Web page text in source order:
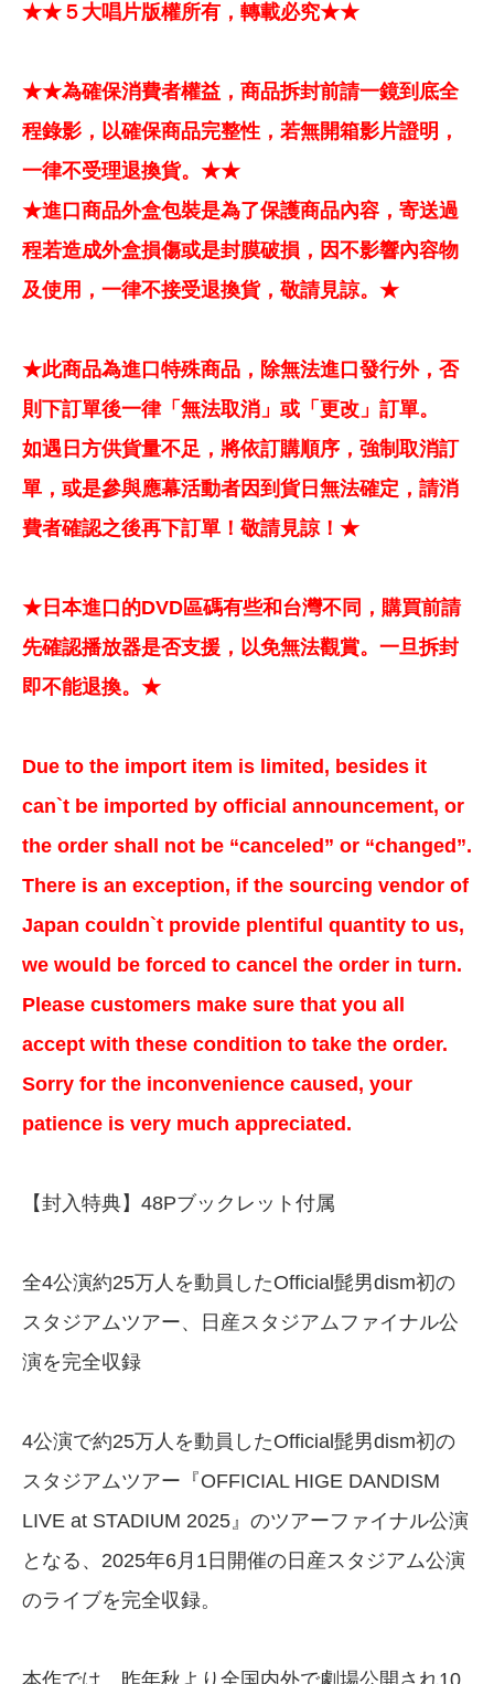
★★５大唱片版權所有，轉載必究★★
★★為確保消費者權益，商品拆封前請一鏡到底全
程錄影，以確保商品完整性，若無開箱影片證明，
一律不受理退換貨。★★
★進口商品外盒包裝是為了保護商品內容，寄送過
程若造成外盒損傷或是封膜破損，因不影響內容物
及使用，一律不接受退換貨，敬請見諒。★
★此商品為進口特殊商品，除無法進口發行外，否
則下訂單後一律「無法取消」或「更改」訂單。
如遇日方供貨量不足，將依訂購順序，強制取消訂
單，或是參與應幕活動者因到貨日無法確定，請消
費者確認之後再下訂單！敬請見諒！★
★日本進口的DVD區碼有些和台灣不同，購買前請
先確認播放器是否支援，以免無法觀賞。一旦拆封
即不能退換。★
Due to the import item is limited, besides it
can`t be imported by official announcement, or
the order shall not be “canceled” or “changed”.
There is an exception, if the sourcing vendor of
Japan couldn`t provide plentiful quantity to us,
we would be forced to cancel the order in turn.
Please customers make sure that you all
accept with these condition to take the order.
Sorry for the inconvenience caused, your
patience is very much appreciated.
【封入特典】48Pブックレット付属
全4公演約25万人を動員したOfficial髭男dism初の
スタジアムツアー、日産スタジアムファイナル公
演を完全収録
4公演で約25万人を動員したOfficial髭男dism初の
スタジアムツアー『OFFICIAL HIGE DANDISM
LIVE at STADIUM 2025』のツアーファイナル公演
となる、2025年6月1日開催の日産スタジアム公演
のライブを完全収録。
本作では、昨年秋より全国内外で劇場公開され10